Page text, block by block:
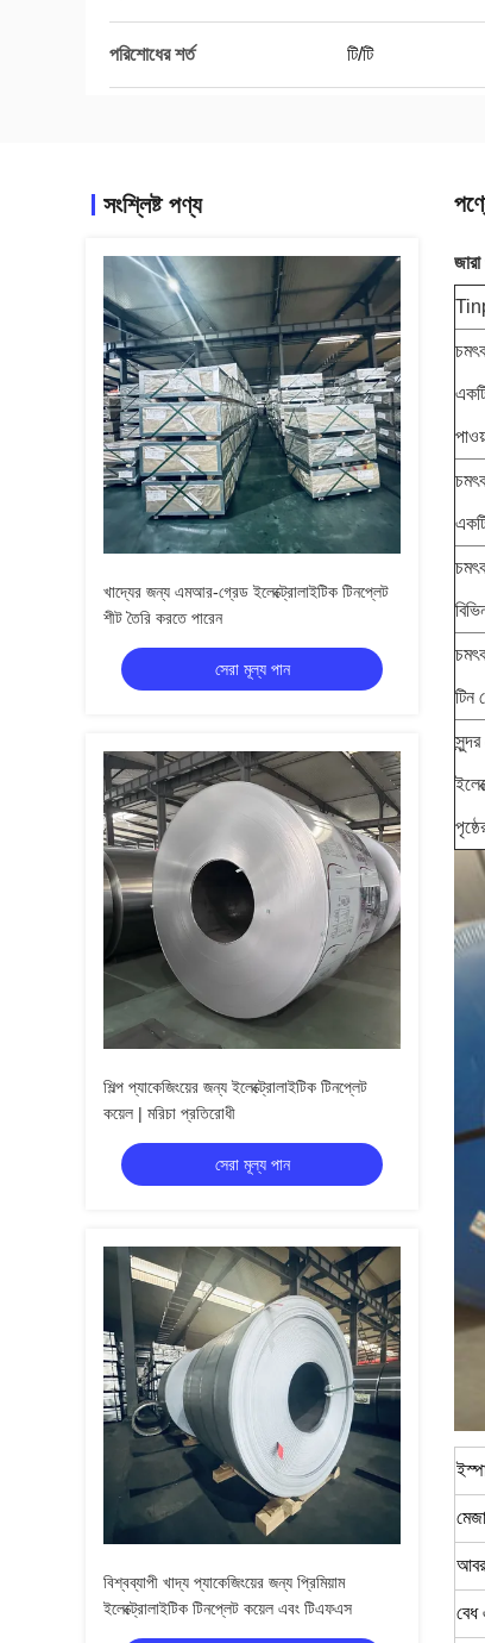
পরিশোধের শর্ত টি/টি
সংশ্লিষ্ট পণ্য
খাদ্যের জন্য এমআর-গ্রেড ইলেক্ট্রোলাইটিক টিনপ্লেট
শীট তৈরি করতে পারেন
সেরা মূল্য পান
শিল্প প্যাকেজিংয়ের জন্য ইলেক্ট্রোলাইটিক টিনপ্লেট
কয়েল | মরিচা প্রতিরোধী
সেরা মূল্য পান
বিশ্বব্যাপী খাদ্য প্যাকেজিংয়ের জন্য প্রিমিয়াম
ইলেক্ট্রোলাইটিক টিনপ্লেট কয়েল এবং টিএফএস
টিন
সুন্দর
বেধ